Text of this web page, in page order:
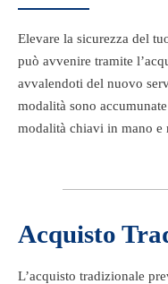
Elevare la sicurezza del
può avvenire tramite
avvalendoti del nuovo
modalità sono
modalità chiavi in mano e
Acquisto
L’acquisto tradizionale